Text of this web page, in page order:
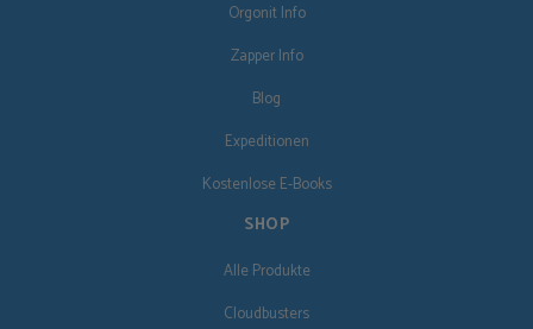
Orgonit Info
Zapper Info
Blog
Expeditionen
Kostenlose E-Books
SHOP
Alle Produkte
Cloudbusters